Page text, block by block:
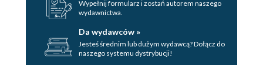
Zadanie 46. Znajdź 2 ruchy prowadzące do
sukcesu......................................................................................236
Zadanie 47. Znajdź 1 ruch prowadzący do
sukcesu.........................................................................................240
Zadanie 48. Znajdź 1 ruch prowadzący do
sukcesu.........................................................................................243
Wypełnij formularz i zostań autorem naszego
wydawnictwa.
Da wydawców »
Jesteś średnim lub dużym wydawcą? Dołącz do
naszego systemu dystrybucji!